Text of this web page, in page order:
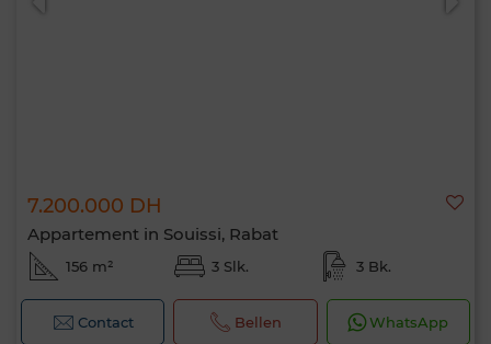
7.200.000 DH
Appartement in Souissi, Rabat
156 m² 3 Slk. 3 Bk.
Contact Bellen WhatsApp